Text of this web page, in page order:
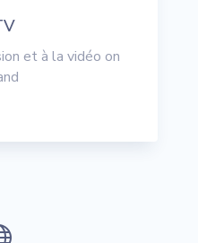
et à la vidéo on